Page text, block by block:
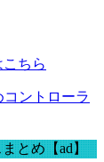
こちら
ントローラ
とめ【ad】